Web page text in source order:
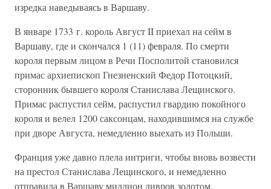
изредка наведываясь в Варшаву.
В январе 1733 г. король Август II приехал на сейм в
Варшаву, где и скончался 1 (11) февраля. По смерти
короля первым лицом в Речи Посполитой становился
примас архиепископ Гнезненский Федор Потоцкий,
сторонник бывшего короля Станислава Лещинского.
Примас распустил сейм, распустил гвардию покойного
короля и велел 1200 саксонцам, находившимся на службе
при дворе Августа, немедленно выехать из Польши.
Франция уже давно плела интриги, чтобы вновь возвести
на престол Станислава Лещинского, и немедленно
отправила в Варшаву миллион ливров золотом.